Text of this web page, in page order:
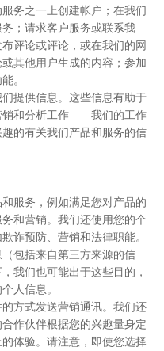
务之一上创建帐户；在我们
；请求客户服务或联系我
评论或评论，或在我们的网
其他用户生成的内容；参加
。
提供信息。这些信息有助于
销和分析工作——我们的工作
的有关我们产品和服务的信
服务，例如满足您对产品的
和营销。我们还使用您的个
诈预防、营销和法律职能。
包括来自第三方来源的信
我们也可能出于这些目的，
人信息。
方式发送营销通讯。我们还
作伙伴根据您的兴趣量身定
体验。请注意，即使您选择